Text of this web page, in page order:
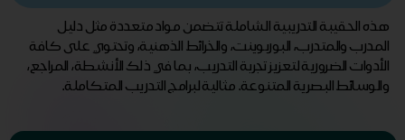
هذه الحقيبة التدريبية الشاملة تتضمن مواد متعددة مثل دليل
المدرب والمتدرب، البوربوينت، والخرائط الذهنية، وتحتوي على كافة
الأدوات الضرورية لتعزيز تجربة التدريب، بما في ذلك الأنشطة، المراجع،
والوسائط البصرية المتنوعة. مثالية لبرامج التدريب المتكاملة.